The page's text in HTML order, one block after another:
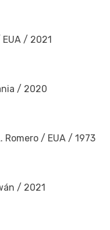
/ 2021
/ 2020
Romero / EUA / 1973
/ 2021